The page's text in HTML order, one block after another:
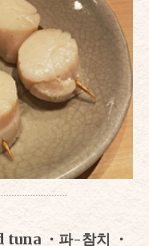
・파-참치 ・